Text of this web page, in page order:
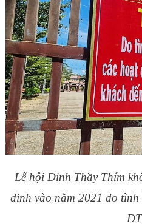
Lễ hội Dinh Thầy Thím
dinh vào năm 2021 do